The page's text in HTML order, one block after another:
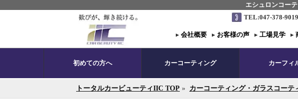
エシュロンコー
TEL:047-378-9019
▸ 会社概要 ▸ お客様の声 ▸ 工場見学 ▸
初めての方へ カーコーティング カーフィ
トータルカービューティIIC TOP » カーコーティング・ガラスコーテ